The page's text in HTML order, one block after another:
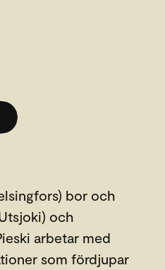
bor och
och
arbetar med
som fördjupar